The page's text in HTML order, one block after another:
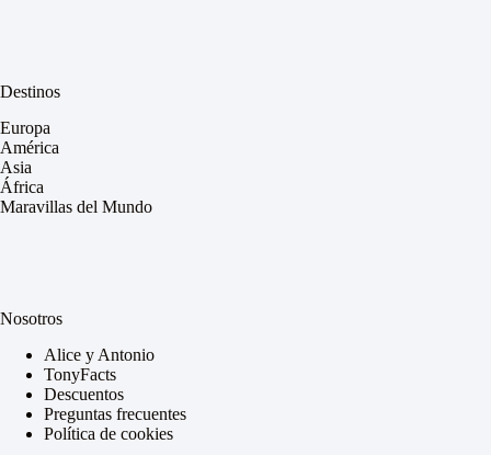
Destinos
Europa
América
Asia
África
Maravillas del Mundo
Nosotros
Alice y Antonio
TonyFacts
Descuentos
Preguntas frecuentes
Política de cookies